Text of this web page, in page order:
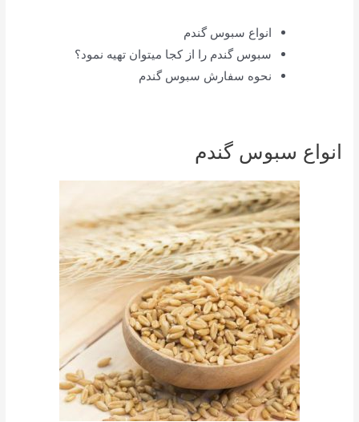
انواع سبوس گندم
سبوس گندم را از کجا میتوان تهیه نمود؟
نحوه سفارش سبوس گندم
انواع سبوس گندم